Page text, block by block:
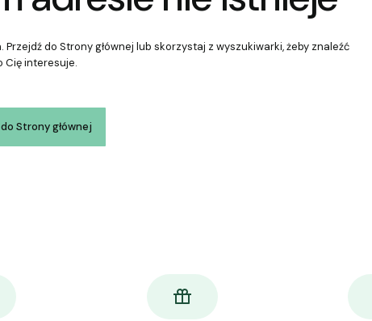
do Strony głównej lub skorzystaj z wyszukiwarki, żeby znaleźć
Cię interesuje.
Strony głównej